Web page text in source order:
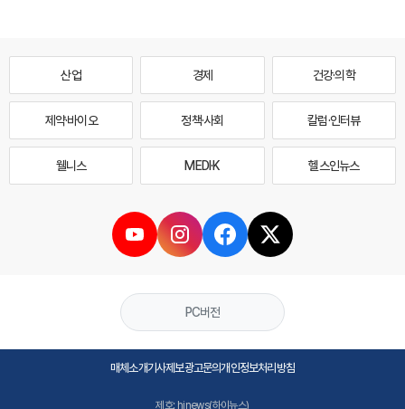
산업 경제 건강·의학
제약·바이오 정책·사회 칼럼·인터뷰
웰니스 MEDI·K 헬스인뉴스
PC버전
매체소개기사제보광고문의개인정보처리방침
제호: hinews(하이뉴스)